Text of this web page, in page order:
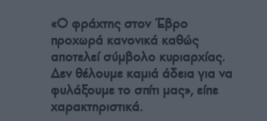
«Ο φράχτης στον Έβρο
προχωρά κανονικά καθώς
αποτελεί σύμβολο κυριαρχίας.
Δεν θέλουμε καμιά άδεια για να
φυλάξουμε το σπίτι μας», είπε
χαρακτηριστικά.